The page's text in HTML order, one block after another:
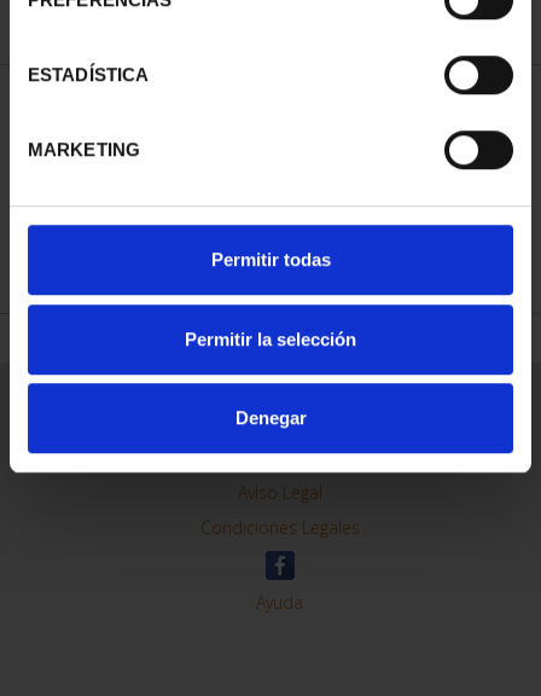
ESTADÍSTICA
MARKETING
Permitir todas
Permitir la selección
Denegar
REFINAR
Contacto
Preguntas Frequentes (FAQs)
Aviso Legal
Condiciones Legales
Ayuda